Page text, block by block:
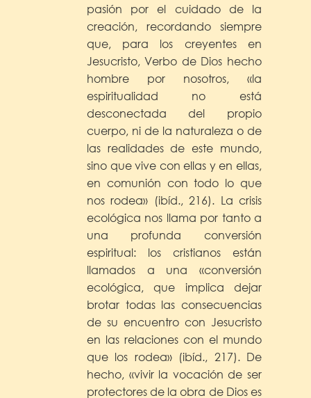
pasión por el cuidado de la
creación, recordando siempre
que, para los creyentes en
Jesucristo, Verbo de Dios hecho
hombre por nosotros, «la
espiritualidad no está
desconectada del propio
cuerpo, ni de la naturaleza o de
las realidades de este mundo,
sino que vive con ellas y en ellas,
en comunión con todo lo que
nos rodea» (ibíd., 216). La crisis
ecológica nos llama por tanto a
una profunda conversión
espiritual: los cristianos están
llamados a una «conversión
ecológica, que implica dejar
brotar todas las consecuencias
de su encuentro con Jesucristo
en las relaciones con el mundo
que los rodea» (ibíd., 217). De
hecho, «vivir la vocación de ser
protectores de la obra de Dios es